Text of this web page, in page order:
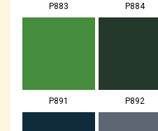
P883 P884
P891 P892